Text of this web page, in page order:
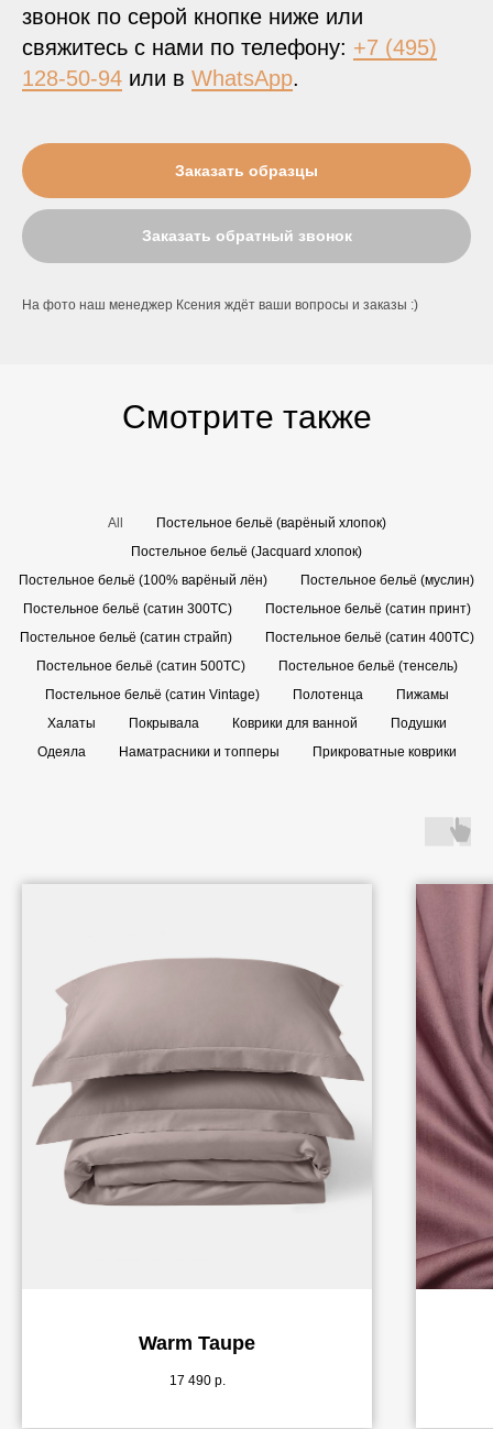
звонок по серой кнопке ниже или
свяжитесь с нами по телефону: +7 (495)
128-50-94 или в WhatsApp.
Заказать образцы
Заказать обратный звонок
На фото наш менеджер Ксения ждёт ваши вопросы и заказы :)
Смотрите также
All
Постельное бельё (варёный хлопок)
Постельное бельё (Jacquard хлопок)
Постельное бельё (100% варёный лён)
Постельное бельё (муслин)
Постельное бельё (сатин 300TC)
Постельное бельё (сатин принт)
Постельное бельё (сатин страйп)
Постельное бельё (сатин 400TC)
Постельное бельё (сатин 500TC)
Постельное бельё (тенсель)
Постельное бельё (сатин Vintage)
Полотенца
Пижамы
Халаты
Покрывала Коврики для ванной
Подушки
Одеяла
Наматрасники и топперы Прикроватные коврики
Warm Taupe
17 490 р.